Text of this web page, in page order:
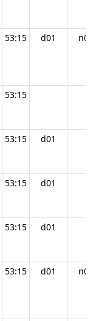
53:15 d01 n01
53:15
53:15 d01
53:15 d01
53:15 d01
53:15 d01 n01